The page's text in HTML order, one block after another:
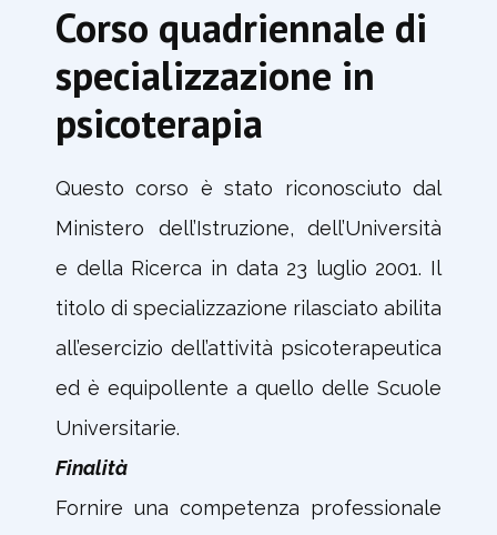
Corso quadriennale di
specializzazione in
psicoterapia
Questo corso è stato riconosciuto dal
Ministero dell’Istruzione, dell’Università
e della Ricerca in data 23 luglio 2001. Il
titolo di specializzazione rilasciato abilita
all’esercizio dell’attività psicoterapeutica
ed è equipollente a quello delle Scuole
Universitarie.
Finalità
Fornire una competenza professionale